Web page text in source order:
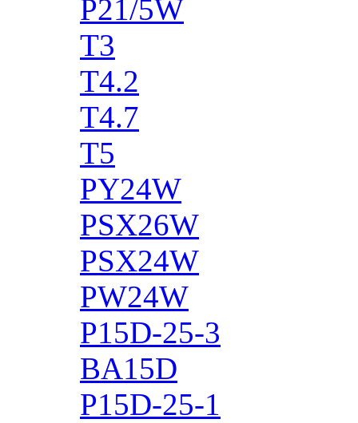
P21/5W
T3
T4.2
T4.7
T5
PY24W
PSX26W
PSX24W
PW24W
P15D-25-3
BA15D
P15D-25-1